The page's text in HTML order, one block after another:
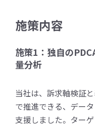
施策内容
施策1：独自の
量分析
当社は、訴求軸検証
で推進できる、デー
支援しました。ター